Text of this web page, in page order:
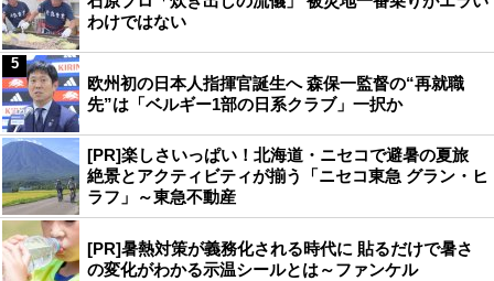
わけではない
欧州初の日本人指揮官誕生へ 森保一監督の“再就職
先”は「ベルギー1部の日系クラブ」一択か
5
[PR]楽しさいっぱい！北海道・ニセコで避暑の夏旅
絶景とアクティビティが揃う「ニセコ東急 グラン・ヒ
ラフ」～東急不動産
[PR]暑熱対策が義務化される時代に 貼るだけで暑さ
の変化がわかる示温シールとは～ファンケル